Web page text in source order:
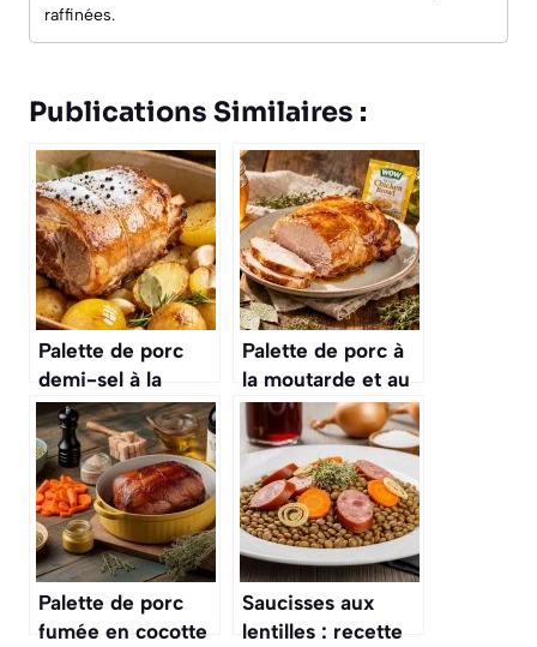
raffinées.
Publications Similaires :
Palette de porc
demi-sel à la
boulangère :
recette
savoureuse et
facile
Palette de porc à
la moutarde et au
miel : recette
savoureuse
Palette de porc
fumée en cocotte
Saucisses aux
lentilles : recette